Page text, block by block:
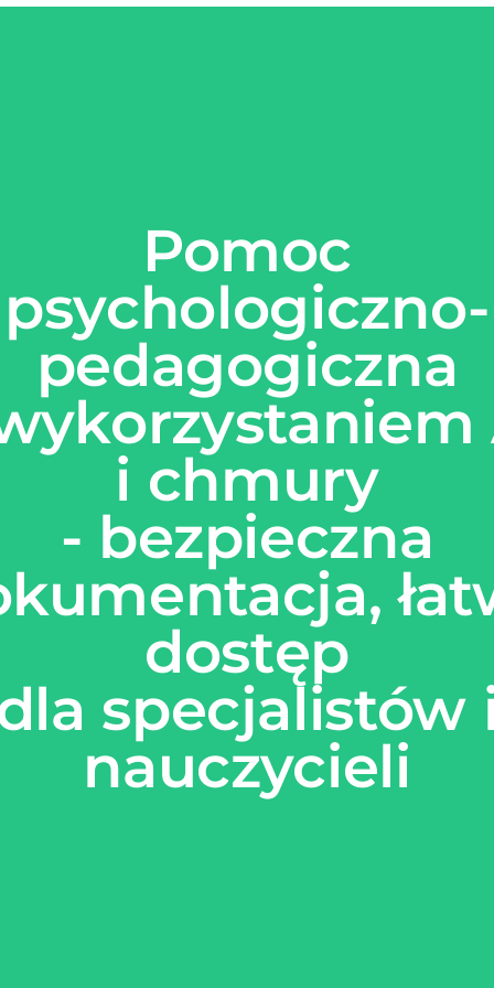
Pomoc
psychologiczno-
pedagogiczna
i chmury
- bezpieczna
dostęp
specjalistów
nauczycieli